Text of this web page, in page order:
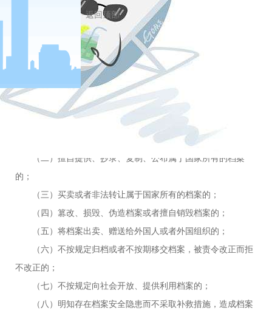
权和程序开展监督检查工作，做到科学、公正、严格、高效，不
得利用职权牟取利益，不得泄露履职过程中知悉的国家秘密、商
业秘密或者个人隐私。
第七章 法律责任
第四十八条 单位或者个人有下列行为之一，由县级以上档
案主管部门、有关机关对直接负责的主管人员和其他直接责任人
员依法给予处分：
（一）丢失属于国家所有的档案的；
（二）擅自提供、抄录、复制、公布属于国家所有的档案
的；
（三）买卖或者非法转让属于国家所有的档案的；
（四）篡改、损毁、伪造档案或者擅自销毁档案的；
（五）将档案出卖、赠送给外国人或者外国组织的；
（六）不按规定归档或者不按期移交档案，被责令改正而拒
不改正的；
（七）不按规定向社会开放、提供利用档案的；
（八）明知存在档案安全隐患而不采取补救措施，造成档案
返回顶部